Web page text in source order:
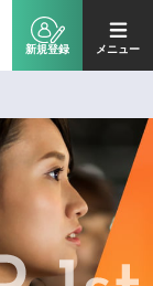
新規登録 メニュー